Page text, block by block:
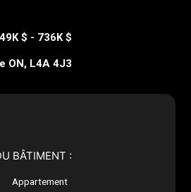
$ - 736K $
ON, L4A 4J3
BÂTIMENT :
Appartement